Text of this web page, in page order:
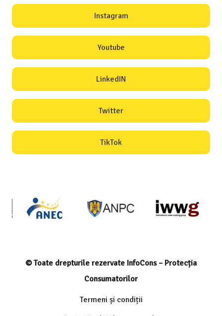
Instagram
Youtube
LinkedIN
Twitter
TikTok
© Toate drepturile rezervate InfoCons – Protecția
Consumatorilor
Termeni și condiții